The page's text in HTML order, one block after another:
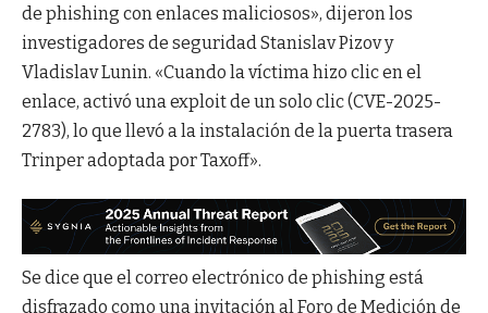
de phishing con enlaces maliciosos», dijeron los
investigadores de seguridad Stanislav Pizov y
Vladislav Lunin. «Cuando la víctima hizo clic en el
enlace, activó una exploit de un solo clic (CVE-2025-
2783), lo que llevó a la instalación de la puerta trasera
Trinper adoptada por Taxoff».
Se dice que el correo electrónico de phishing está
disfrazado como una invitación al Foro de Medición de